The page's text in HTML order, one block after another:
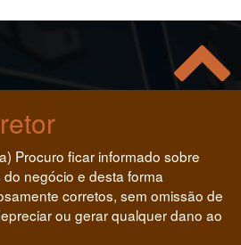
Procuro ficar informado sobre
negócio e desta forma
corretos, sem omissão de
ou gerar qualquer dano ao